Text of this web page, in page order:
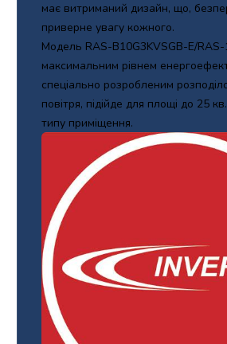
має витриманий дизайн, що,
приверне увагу кожного.
Модель RAS-B10G3KVSGB-E/RAS-
максимальним рівнем
спеціально розробленим
повітря, підійде для площі до 25
типу приміщення.